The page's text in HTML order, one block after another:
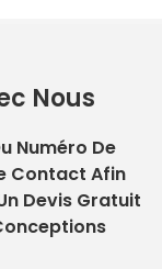
Nous
Numéro De
Contact Afin
Devis Gratuit